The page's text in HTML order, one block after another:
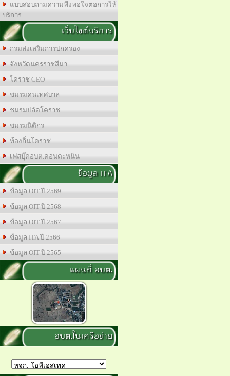
แบบสอบถามความพึงพอใจต่อการให้
บริการ
เว็บไซต์บริการ
กรมส่งเสริมการปกครอง
จังหวัดนครราชสีมา
โคราช CEO
ชมรมคนเทศบาล
ชมรมปลัดโคราช
ชมรมนิติกร
ท้องถิ่นโคราช
เฟสบุ๊คอบต.ดอนตะหนิน
ข้อมูล ITA
ข้อมูล OIT ปี 2569
ข้อมูล OIT ปี 2568
ข้อมูล OIT ปี 2567
ข้อมูล ITA ปี 2566
ข้อมูล OIT ปี 2565
แผนที่ อบต.
อบต.ในเครือข่าย